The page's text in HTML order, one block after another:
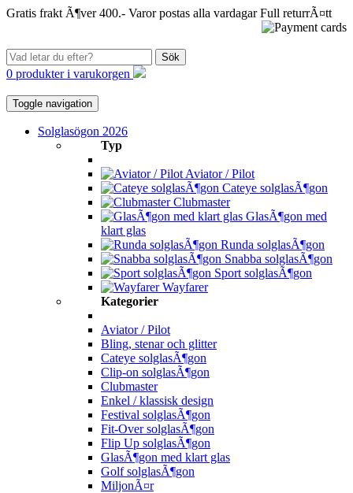
Gratis frakt Ã¶ver 400.- Varor postas alla vardagar Full returrÃ¤tt
Sök
0 produkter i varukorgen
Toggle navigation
Solglasögon 2026
Typ
Aviator / Pilot
Cateye solglasÃ¶gon
Clubmaster
GlasÃ¶gon med
klart glas
Runda solglasÃ¶gon
Snabba solglasÃ¶gon
Sport solglasÃ¶gon
Wayfarer
Kategorier
Aviator / Pilot
Bling, stenar och glitter
Cateye solglasÃ¶gon
Clip-on solglasÃ¶gon
Clubmaster
Enkel / klassisk design
Festival solglasÃ¶gon
Fit-Over solglasÃ¶gon
Flip Up solglasÃ¶gon
GlasÃ¶gon med klart glas
Golf solglasÃ¶gon
MiljonÃ¤r